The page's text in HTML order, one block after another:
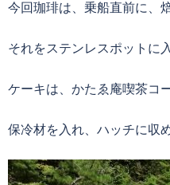
今回珈琲は、乗船直前に、
それをステンレスポットに入
ケーキは、かたゑ庵喫茶コ
保冷材を入れ、ハッチに収